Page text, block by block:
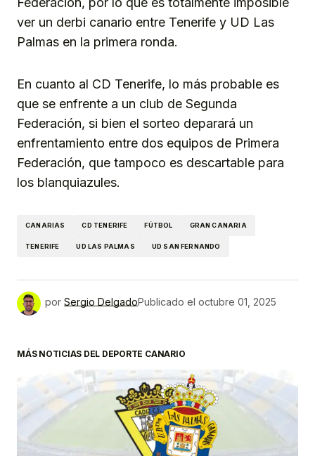
ver un derbi canario entre Tenerife y UD Las
Palmas en la primera ronda.
En cuanto al CD Tenerife, lo más probable es
que se enfrente a un club de Segunda
Federación, si bien el sorteo deparará un
enfrentamiento entre dos equipos de Primera
Federación, que tampoco es descartable para
los blanquiazules.
CANARIAS CD TENERIFE FÚTBOL GRAN CANARIA
TENERIFE UD LAS PALMAS UD SAN FERNANDO
por Sergio DelgadoPublicado el octubre 01, 2025
MÁS NOTICIAS DEL DEPORTE CANARIO